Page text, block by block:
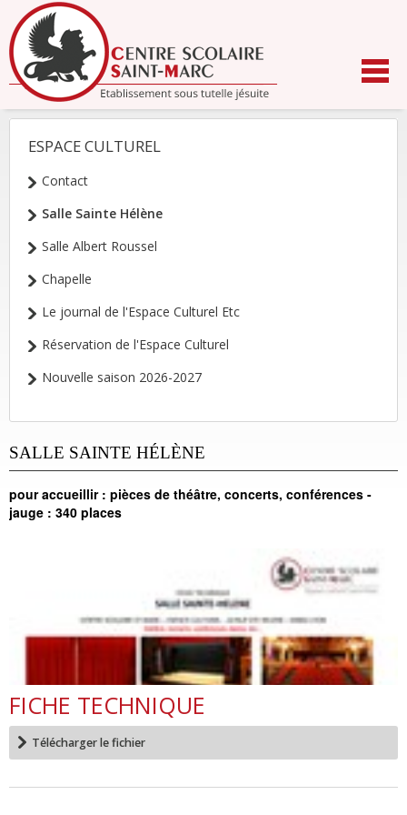
contenu.
|
Aller
à
la
navigation
NAVIGATION
ESPACE CULTUREL
Contact
Salle Sainte Hélène
Salle Albert Roussel
Chapelle
Le journal de l'Espace Culturel Etc
Réservation de l'Espace Culturel
Nouvelle saison 2026-2027
SALLE SAINTE HÉLÈNE
pour accueillir : pièces de théâtre, concerts, conférences -
jauge : 340 places
FICHE TECHNIQUE
Télécharger le fichier